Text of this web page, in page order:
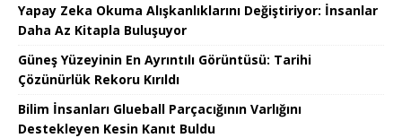
Yapay Zeka Okuma Alışkanlıklarını Değiştiriyor: İnsanlar
Daha Az Kitapla Buluşuyor
Güneş Yüzeyinin En Ayrıntılı Görüntüsü: Tarihi
Çözünürlük Rekoru Kırıldı
Bilim İnsanları Glueball Parçacığının Varlığını
Destekleyen Kesin Kanıt Buldu